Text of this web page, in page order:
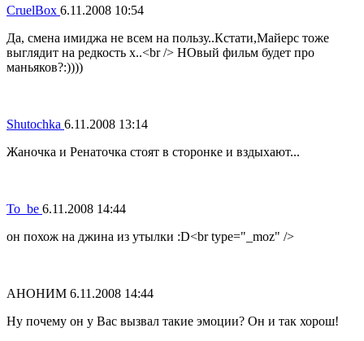
CruelBox 6.11.2008 10:54
Да, смена имиджа не всем на пользу..Кстати,Майерс тоже
выглядит на редкость х..<br /> НОвый фильм будет про
маньяков?:))))
Shutochka 6.11.2008 13:14
Жаночка и Ренаточка стоят в сторонке и вздыхают...
To_be 6.11.2008 14:44
он похож на джина из утылки :D<br type="_moz" />
АНОНИМ 6.11.2008 14:44
Ну почему он у Вас вызвал такие эмоции? Он и так хорош!